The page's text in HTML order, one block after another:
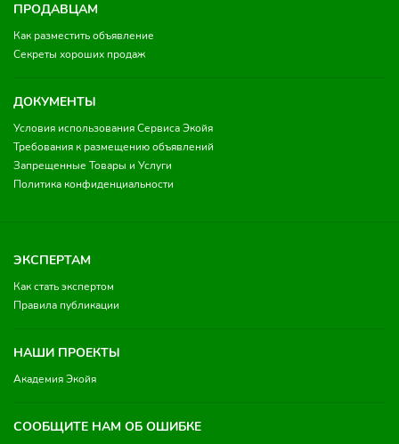
ПРОДАВЦАМ
Как разместить объявление
Секреты хороших продаж
ДОКУМЕНТЫ
Условия использования Сервиса Экойя
Требования к размещению объявлений
Запрещенные Товары и Услуги
Политика конфиденциальности
ЭКСПЕРТАМ
Как стать экспертом
Правила публикации
НАШИ ПРОЕКТЫ
Академия Экойя
СООБЩИТЕ НАМ ОБ ОШИБКЕ